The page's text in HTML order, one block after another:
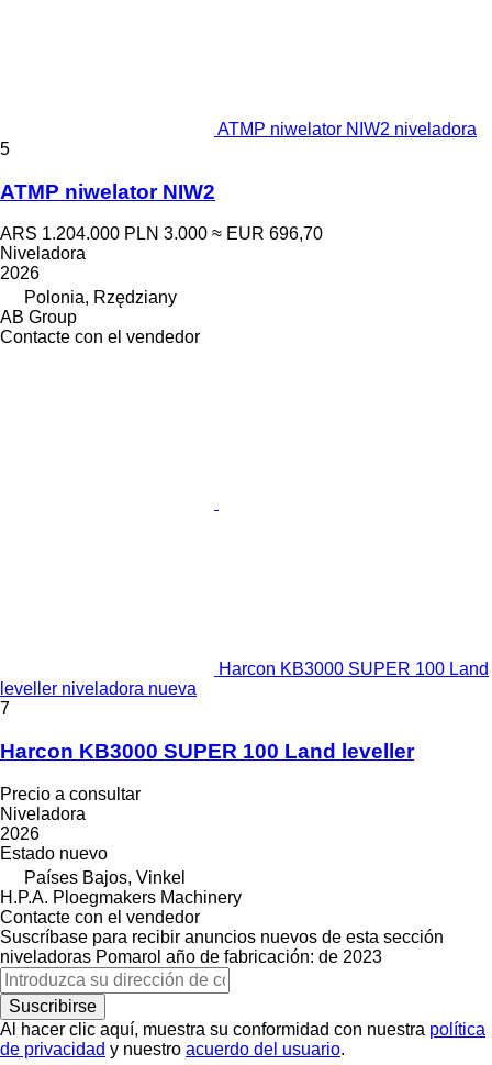
ATMP niwelator NIW2 niveladora
5
ATMP niwelator NIW2
ARS 1.204.000 PLN 3.000 ≈ EUR 696,70
Niveladora
2026
Polonia, Rzędziany
AB Group
Contacte con el vendedor
Harcon KB3000 SUPER 100 Land
leveller niveladora nueva
7
Harcon KB3000 SUPER 100 Land leveller
Precio a consultar
Niveladora
2026
Estado nuevo
Países Bajos, Vinkel
H.P.A. Ploegmakers Machinery
Contacte con el vendedor
Suscríbase para recibir anuncios nuevos de esta sección
niveladoras Pomarol año de fabricación: de 2023
Suscribirse
Al hacer clic aquí, muestra su conformidad con nuestra política
de privacidad y nuestro acuerdo del usuario.